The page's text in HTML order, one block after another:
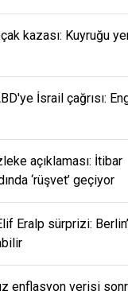
kazası: Kuyruğu
İsrail çağrısı:
açıklaması: İtibar
‘rüşvet’ geçiyor
Eralp sürprizi:
enflasyon verisi